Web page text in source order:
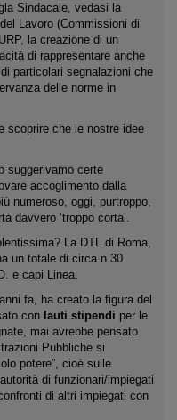
Sindacale, vedasi la
Lavoro (Commissioni di
la creazione di un
di rappresentare anche
particolari segnalazioni che
delle norme in
scoprire che le nostre idee
suggerivamo certe
accoglimento dalla
numeroso, oggi, purtroppo,
davvero ‘troppo corta’.
La DTL di Roma,
un totale di circa n.30
e capi Linea.
fa, ha creato la figura del
con lauti stipendi per le
mai avrebbe pensato
Pubbliche si
potere”, cioè sulle
di funzionari/impiegati
di altri impiegati con